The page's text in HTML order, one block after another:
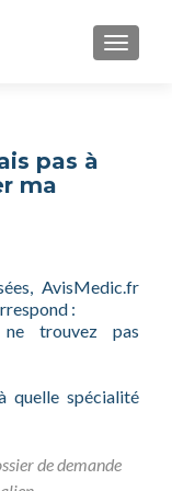
pas à
ma
AvisMedic.fr
:
trouvez pas
quelle spécialité
de demande